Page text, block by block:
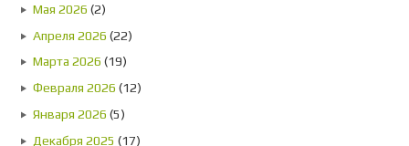
Мая 2026 (2)
Апреля 2026 (22)
Марта 2026 (19)
Февраля 2026 (12)
Января 2026 (5)
Декабря 2025 (17)